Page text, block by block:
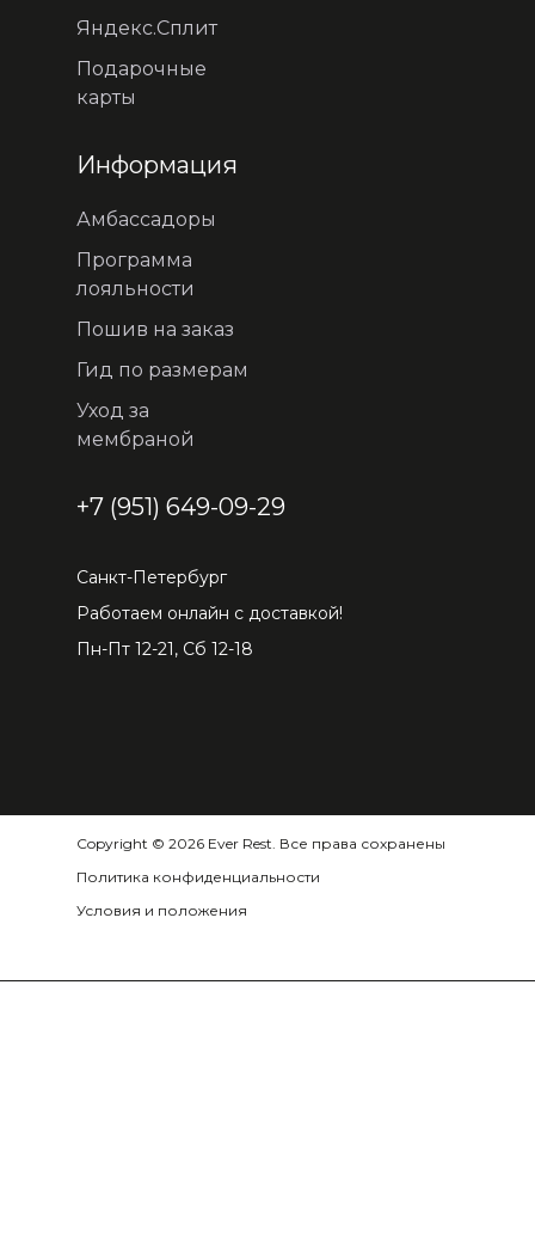
Яндекс.Сплит
Подарочные
карты
Информация
Амбассадоры
Программа
лояльности
Пошив на заказ
Гид по размерам
Уход за
мембраной
+7 (951) 649-09-29
Санкт-Петербург
Работаем онлайн с доставкой!
Пн-Пт 12-21, Сб 12-18
Copyright © 2026 Ever Rest. Все права сохранены
Политика конфиденциальности
Условия и положения